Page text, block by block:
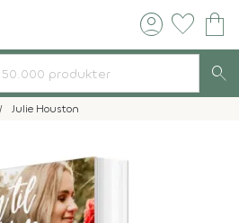
account_circle favorite shopping_bag
search
Julie Houston